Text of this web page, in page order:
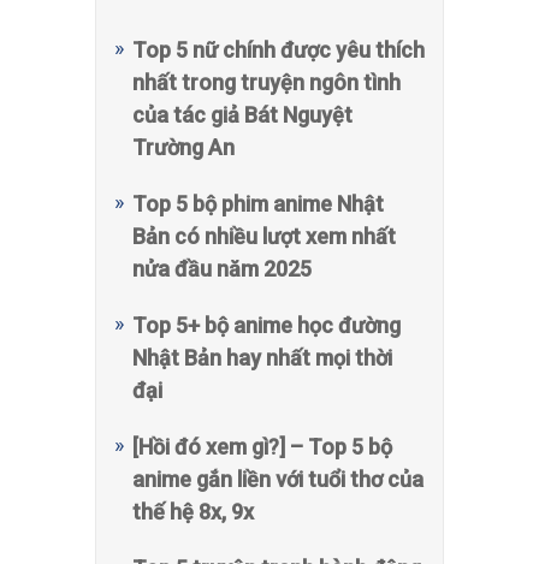
Top 5 nữ chính được yêu thích
nhất trong truyện ngôn tình
của tác giả Bát Nguyệt
Trường An
Top 5 bộ phim anime Nhật
Bản có nhiều lượt xem nhất
nửa đầu năm 2025
Top 5+ bộ anime học đường
Nhật Bản hay nhất mọi thời
đại
[Hồi đó xem gì?] – Top 5 bộ
anime gắn liền với tuổi thơ của
thế hệ 8x, 9x